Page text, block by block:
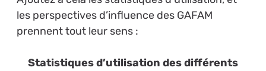
les perspectives d’influence des GAFAM
prennent tout leur sens :
Statistiques d’utilisation des différents